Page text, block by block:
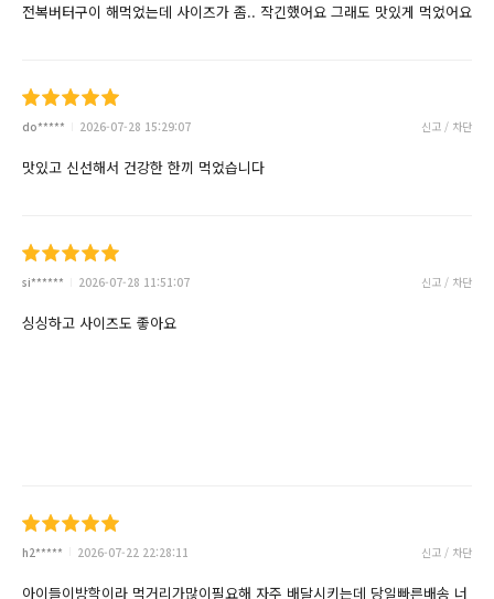
전복버터구이 해먹었는데 사이즈가 좀.. 작긴했어요 그래도 맛있게 먹었어요
do***** 2026-07-28 15:29:07 신고 / 차단
맛있고 신선해서 건강한 한끼 먹었습니다
si****** 2026-07-28 11:51:07 신고 / 차단
싱싱하고 사이즈도 좋아요
h2***** 2026-07-22 22:28:11 신고 / 차단
아이들이방학이라 먹거리가많이필요해 자주 배달시키는데 당일빠른배송 너